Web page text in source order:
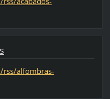
rss/alfombras-